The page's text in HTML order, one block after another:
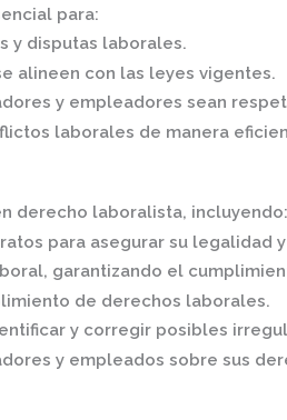
para:
y disputas laborales.
alineen con las leyes vigentes.
y empleadores sean
laborales de manera
derecho laboralista, incluyendo:
para asegurar su legalidad
garantizando el
de derechos laborales.
y corregir posibles
y empleados sobre sus